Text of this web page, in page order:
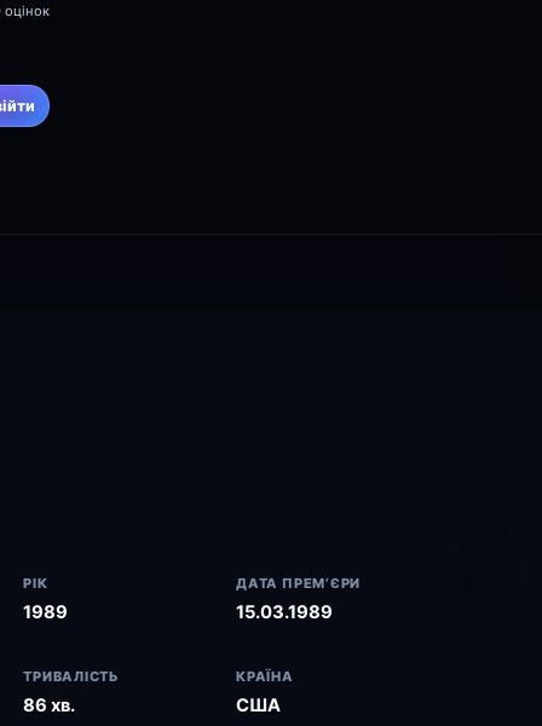
оцінок
РІК
1989
ДАТА ПРЕМ’ЄРИ
15.03.1989
ТРИВАЛІСТЬ
86 хв.
КРАЇНА
США